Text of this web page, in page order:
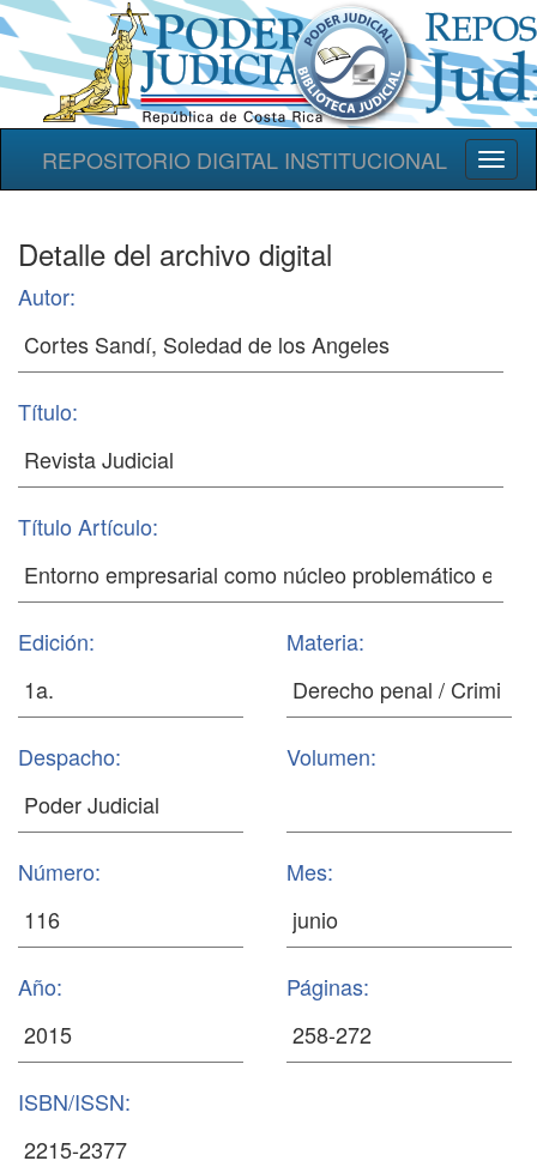
REPOSITORIO DIGITAL INSTITUCIONAL
Detalle del archivo digital
Autor:
Título:
Título Artículo:
Edición: Materia:
Despacho: Volumen:
Número: Mes:
Año: Páginas:
ISBN/ISSN: